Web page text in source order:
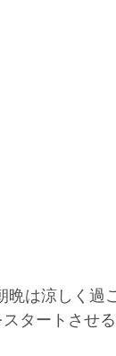
は涼しく過
タートさせ